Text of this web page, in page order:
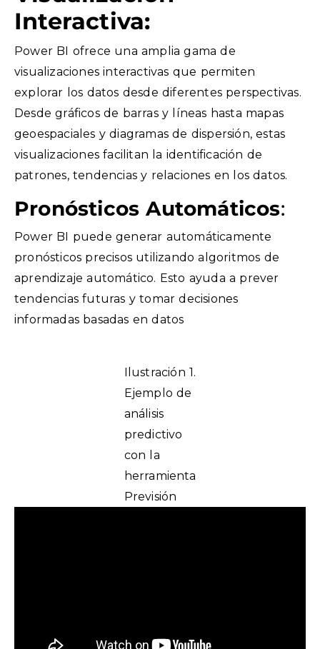
Interactiva:
Power BI ofrece una amplia gama de
visualizaciones interactivas que permiten
explorar los datos desde diferentes perspectivas.
Desde gráficos de barras y líneas hasta mapas
geoespaciales y diagramas de dispersión, estas
visualizaciones facilitan la identificación de
patrones, tendencias y relaciones en los datos.
Pronósticos Automáticos:
Power BI puede generar automáticamente
pronósticos precisos utilizando algoritmos de
aprendizaje automático. Esto ayuda a prever
tendencias futuras y tomar decisiones
informadas basadas en datos
Ilustración 1.
Ejemplo de
análisis
predictivo
con la
herramienta
Previsión